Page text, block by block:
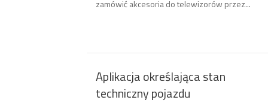
zamówić akcesoria do telewizorów przez...
Aplikacja określająca stan
techniczny pojazdu